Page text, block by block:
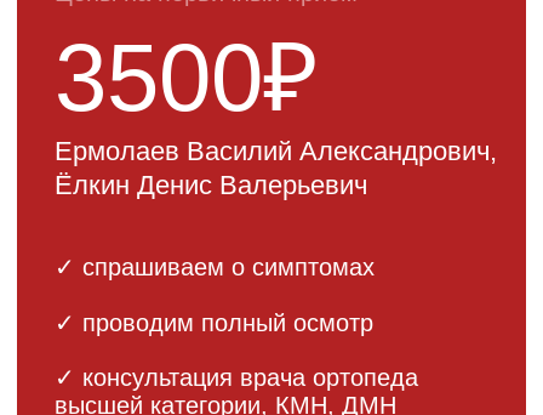
Все наши врачи регулярно
проходят повышение
квалификации и участвуют в
эндопротезирования